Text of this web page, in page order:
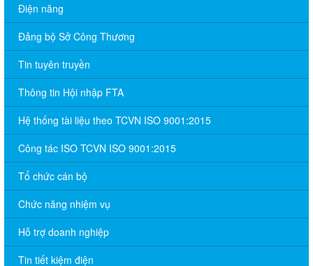
Điện năng
Đảng bộ Sở Công Thương
Tin tuyên truyền
Thông tin Hội nhập FTA
Hệ thống tài liệu theo TCVN ISO 9001:2015
Công tác ISO TCVN ISO 9001:2015
Tổ chức cán bộ
Chức năng nhiệm vụ
Hỗ trợ doanh nghiệp
Tin tiết kiệm điện